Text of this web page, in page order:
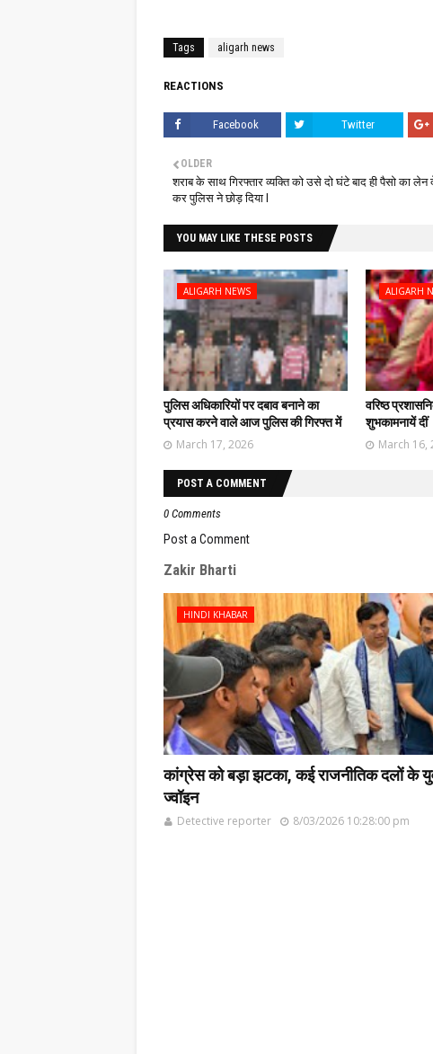
Tags aligarh news
REACTIONS
Facebook Twitter
OLDER
शराब के साथ गिरफ्तार व्यक्ति को उसे दो घंटे बाद ही पैसो का लेन
कर पुलिस ने छोड़ दिया l
YOU MAY LIKE THESE POSTS
ALIGARH NEWS
पुलिस अधिकारियों पर दबाव बनाने का
प्रयास करने वाले आज पुलिस की गिरफ्त में
March 17, 2026
ALIGARH
वरिष्ठ
शुभकामनायें दीं
March 16,
POST A COMMENT
0 Comments
Post a Comment
Zakir Bharti
HINDI KHABAR
कांग्रेस को बड़ा झटका, कई राजनीतिक दलों के
ज्वॉइन
Detective reporter 8/03/2026 10:28:00 pm